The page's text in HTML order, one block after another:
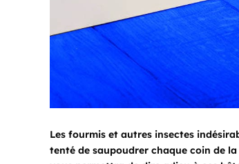
Les fourmis et autres insectes
tenté de saupoudrer chaque coin de